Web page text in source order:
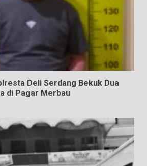
Deli Serdang Bekuk Dua
di Pagar Merbau